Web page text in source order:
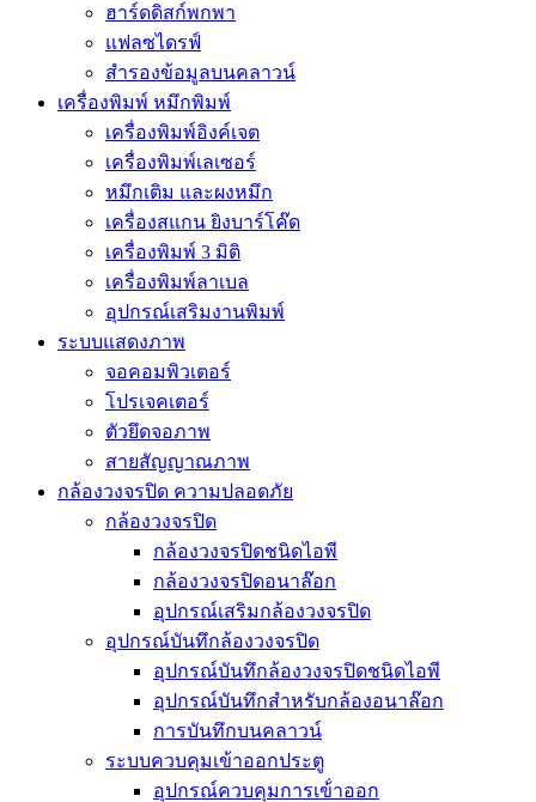
ฮาร์ดดิสก์พกพา
แฟลซไดรฟ์
สำรองข้อมูลบนคลาวน์
เครื่องพิมพ์ หมึกพิมพ์
เครื่องพิมพ์อิงค์เจต
เครื่องพิมพ์เลเซอร์
หมึกเติม และผงหมึก
เครื่องสแกน ยิงบาร์โค๊ด
เครื่องพิมพ์ 3 มิติ
เครื่องพิมพ์ลาเบล
อุปกรณ์เสริมงานพิมพ์
ระบบแสดงภาพ
จอคอมพิวเตอร์
โปรเจคเตอร์
ตัวยึดจอภาพ
สายสัญญาณภาพ
กล้องวงจรปิด ความปลอดภัย
กล้องวงจรปิด
กล้องวงจรปิดชนิดไอพี
กล้องวงจรปิดอนาล๊อก
อุปกรณ์เสริมกล้องวงจรปิด
อุปกรณ์บันทึกล้องวงจรปิด
อุปกรณ์บันทึกล้องวงจรปิดชนิดไอพี
อุปกรณ์บันทึกสำหรับกล้องอนาล๊อก
การบันทึกบนคลาวน์
ระบบควบคุมเข้าออกประตู
อุปกรณ์ควบคุมการเข้่าออก